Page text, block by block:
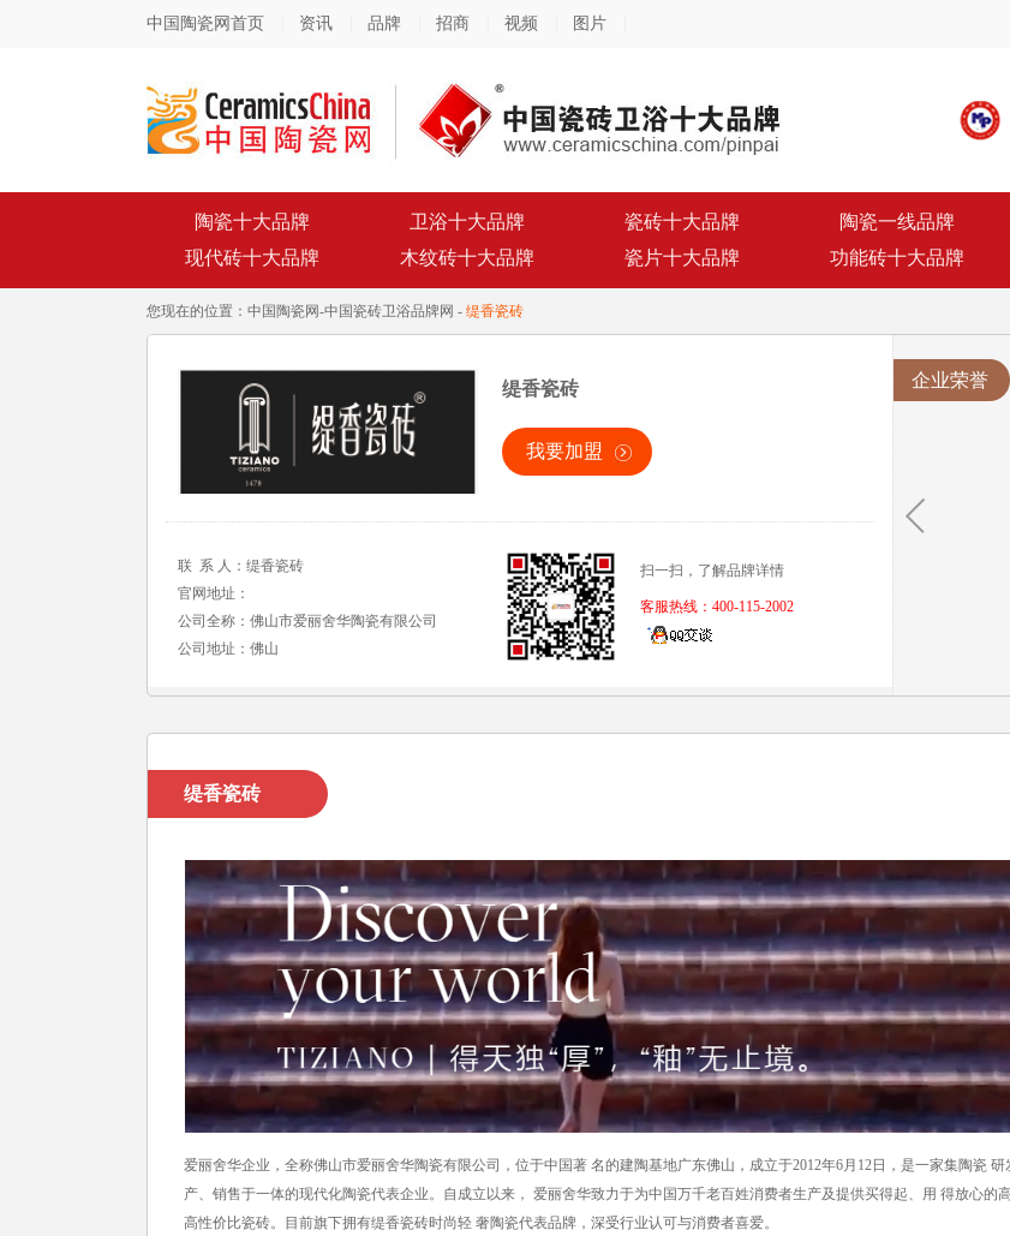
中国陶瓷网首页 资讯 品牌 招商 视频 图片
陶瓷十大品牌 卫浴十大品牌 瓷砖十大品牌 陶瓷一线品牌
现代砖十大品牌
木纹砖十大品牌 瓷片十大品牌 功能砖十大品牌
您现在的位置： 中国陶瓷网-中国瓷砖卫浴品牌网 - 缇香瓷砖
缇香瓷砖
我要加盟
联 系 人：缇香瓷砖
官网地址：
公司全称：佛山市爱丽舍华陶瓷有限公司
公司地址：佛山
扫一扫，了解品牌详情
客服热线：400-115-2002
企业荣誉
缇香瓷砖
爱丽舍华企业，全称佛山市爱丽舍华陶瓷有限公司，位于中国著 名的建陶基地广东佛山，成立于2012年6月12日，是一家集陶瓷 研
产、销售于一体的现代化陶瓷代表企业。自成立以来， 爱丽舍华致力于为中国万千老百姓消费者生产及提供买得起、用 得放心的高
高性价比瓷砖。目前旗下拥有缇香瓷砖时尚轻 奢陶瓷代表品牌，深受行业认可与消费者喜爱。